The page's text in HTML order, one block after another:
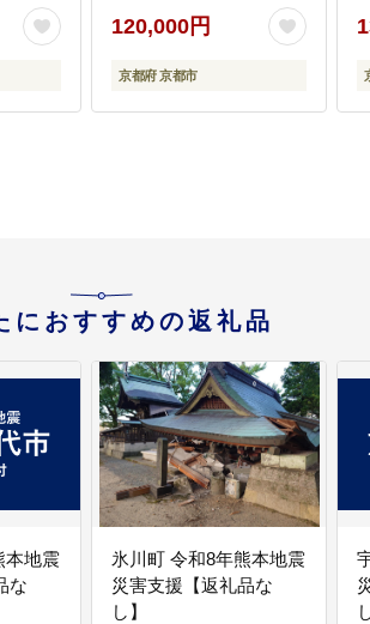
サイフ おすすめ 革製品
本格 通勤 雑貨 高級 男
女兼用 お取り寄せ 通販
］
120,000円
京都府 京都市
におすすめの返礼品
本地震
な
氷川町 令和8年熊本地震
災害支援【返礼品な
し】